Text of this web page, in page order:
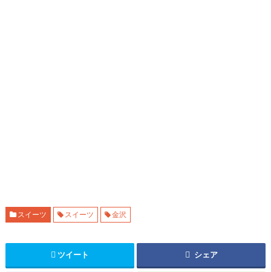
スイーツ スイーツ 金沢
ツイート シェア